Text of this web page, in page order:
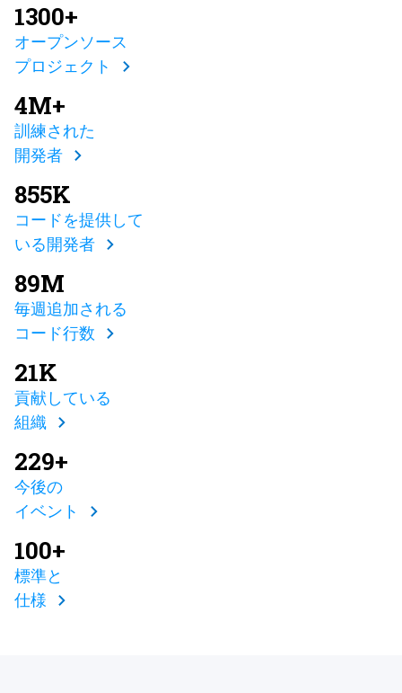
1300+
オープンソース
プロジェクト
4M+
訓練された
開発者
855K
コードを提供して
いる開発者
89M
毎週追加される
コード行数
21K
貢献している
組織
229+
今後の
イベント
100+
標準と
仕様